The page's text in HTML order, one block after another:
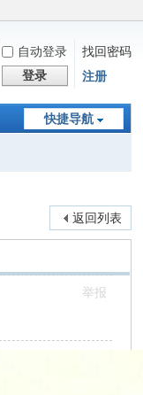
自动登录
找回密码
登录 注册
快捷导航
返回列表
举报